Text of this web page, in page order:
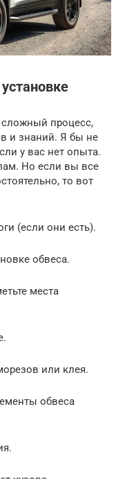
сложный процесс,
и знаний. Я бы не
у вас нет опыта.
Но если вы все
то вот
(если они есть).
обвеса.
места
или клея.
обвеса